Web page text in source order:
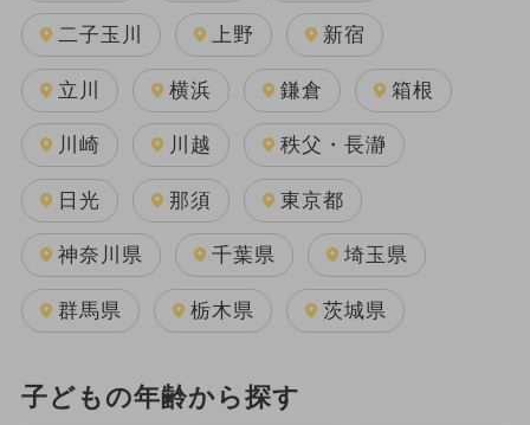
二子玉川 上野 新宿
立川 横浜 鎌倉 箱根
川崎 川越 秩父・長瀞
日光 那須 東京都
神奈川県 千葉県 埼玉県
群馬県 栃木県 茨城県
子どもの年齢から探す